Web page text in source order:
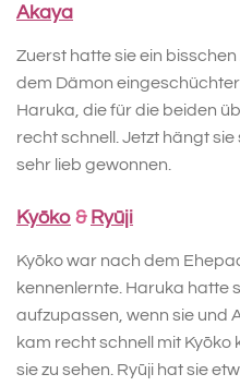
Akaya
Zuerst hatte sie ein
dem Dämon
Haruka, die für die beiden
recht schnell. Jetzt hängt
sehr lieb gewonnen.
Kyōko & Ryūji
Kyōko war nach dem
kennenlernte. Haruka hatte
aufzupassen, wenn sie und
kam recht schnell mit Kyōko
sie zu sehen. Ryūji hat sie